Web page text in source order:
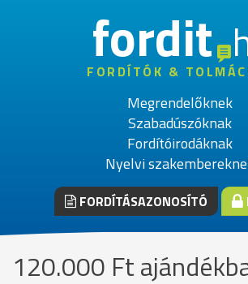
fordit
FORDÍTÓK &
Megrendelőknek
Szabadúszóknak
Fordítóirodáknak
Nyelvi
FORDÍTÁSAZONOSÍTÓ
120.000 Ft